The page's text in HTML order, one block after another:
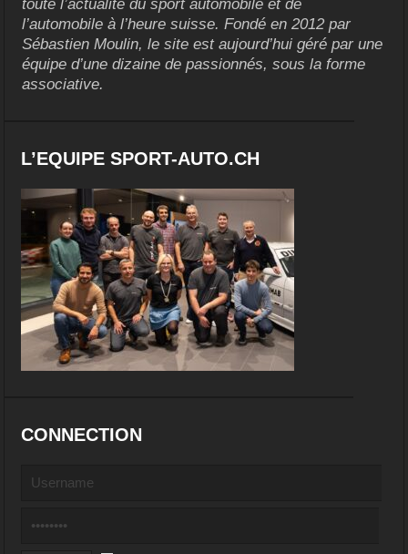
toute l’actualité du sport automobile et de
l’automobile à l’heure suisse. Fondé en 2012 par
Sébastien Moulin, le site est aujourd’hui géré par une
équipe d’une dizaine de passionnés, sous la forme
associative.
L’EQUIPE SPORT-AUTO.CH
CONNECTION